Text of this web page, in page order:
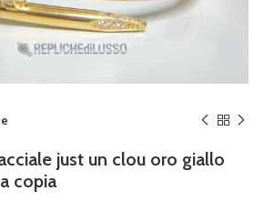
just un clou oro giallo
copia